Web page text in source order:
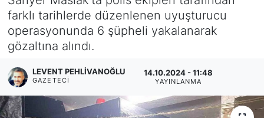
farklı tarihlerde düzenlenen uyuşturucu
operasyonunda 6 şüpheli yakalanarak
gözaltına alındı.
LEVENT PEHLIVANOĞLU
GAZETECI
14.10.2024 - 11:48
YAYINLANMA
KÖŞE YAZILARI
KÖŞE YAZILARI (Arşiv)
KÜLTÜR SANAT
MAGAZİN